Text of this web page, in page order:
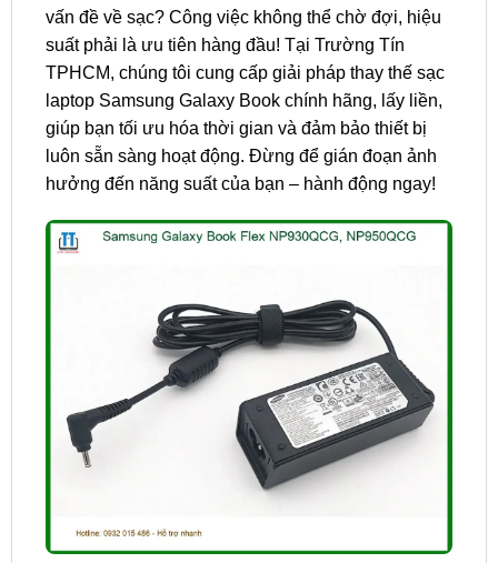
vấn đề về sạc? Công việc không thể chờ đợi, hiệu
suất phải là ưu tiên hàng đầu! Tại Trường Tín
TPHCM, chúng tôi cung cấp giải pháp thay thế sạc
laptop Samsung Galaxy Book chính hãng, lấy liền,
giúp bạn tối ưu hóa thời gian và đảm bảo thiết bị
luôn sẵn sàng hoạt động. Đừng để gián đoạn ảnh
hưởng đến năng suất của bạn – hành động ngay!